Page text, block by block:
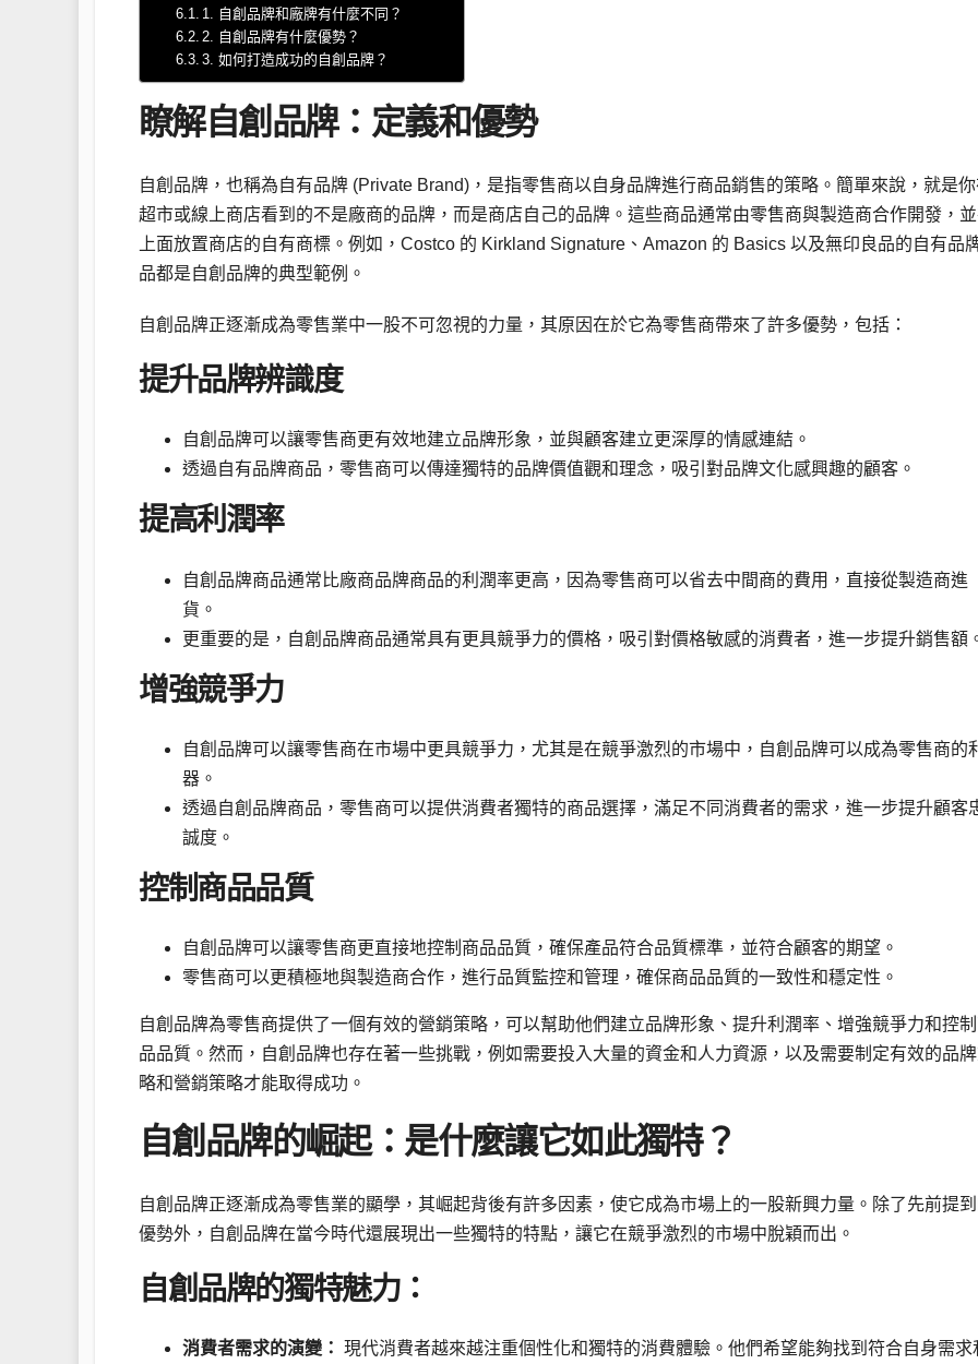
1. 自創品牌和廠牌有什麼不同？
2. 自創品牌有什麼優勢？
3. 如何打造成功的自創品牌？
瞭解自創品牌：定義和優勢
自創品牌，也稱為自有品牌 (Private Brand)，是指零售商以自身品牌進行商品銷售的策略。簡單來說，就是你
超市或線上商店看到的不是廠商的品牌，而是商店自己的品牌。這些商品通常由零售商與製造商合作開發，
上面放置商店的自有商標。例如，Costco 的 Kirkland Signature、Amazon 的 Basics 以及無印良品的自有品
品都是自創品牌的典型範例。
自創品牌正逐漸成為零售業中一股不可忽視的力量，其原因在於它為零售商帶來了許多優勢，包括：
提升品牌辨識度
自創品牌可以讓零售商更有效地建立品牌形象，並與顧客建立更深厚的情感連結。
透過自有品牌商品，零售商可以傳達獨特的品牌價值觀和理念，吸引對品牌文化感興趣的顧客。
提高利潤率
自創品牌商品通常比廠商品牌商品的利潤率更高，因為零售商可以省去中間商的費用，直接從製造商進
貨。
更重要的是，自創品牌商品通常具有更具競爭力的價格，吸引對價格敏感的消費者，進一步提升銷售額
增強競爭力
自創品牌可以讓零售商在市場中更具競爭力，尤其是在競爭激烈的市場中，自創品牌可以成為零售商的
器。
透過自創品牌商品，零售商可以提供消費者獨特的商品選擇，滿足不同消費者的需求，進一步提升顧客
誠度。
控制商品品質
自創品牌可以讓零售商更直接地控制商品品質，確保產品符合品質標準，並符合顧客的期望。
零售商可以更積極地與製造商合作，進行品質監控和管理，確保商品品質的一致性和穩定性。
自創品牌為零售商提供了一個有效的營銷策略，可以幫助他們建立品牌形象、提升利潤率、增強競爭力和控
品品質。然而，自創品牌也存在著一些挑戰，例如需要投入大量的資金和人力資源，以及需要制定有效的品
略和營銷策略才能取得成功。
自創品牌的崛起：是什麼讓它如此獨特？
自創品牌正逐漸成為零售業的顯學，其崛起背後有許多因素，使它成為市場上的一股新興力量。除了先前提
優勢外，自創品牌在當今時代還展現出一些獨特的特點，讓它在競爭激烈的市場中脫穎而出。
自創品牌的獨特魅力：
消費者需求的演變： 現代消費者越來越注重個性化和獨特的消費體驗。他們希望能夠找到符合自身需求